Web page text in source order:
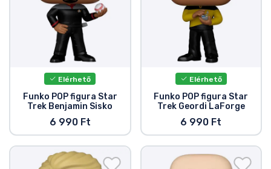
Elérhető
Funko POP figura Star
Trek Benjamin Sisko
6 990 Ft
Elérhető
Funko POP figura Star
Trek Geordi LaForge
6 990 Ft